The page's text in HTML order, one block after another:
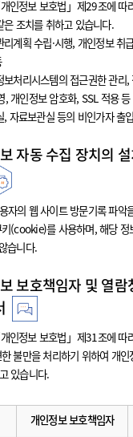
인정보 보호법」제29조에 따
은 조치를 취하고 있습니다.
계획 수립·시행, 개인정보 취
보처리시스템의 접근권한 관리,
, 개인정보 암호화, SSL 적용 등
자료보관실 등의 비인가자 출
자동 수집 장치의 설
자의 웹 사이트 방문기록 파악
(cookie)를 사용하며, 해당 정
습니다.
보호책임자 및 열람
인정보 보호법」제31조에 따
불만을 처리하기 위하여 개인
있습니다.
개인정보 보호책임자